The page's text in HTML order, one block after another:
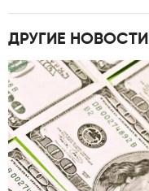
ДРУГИЕ НОВОСТИ